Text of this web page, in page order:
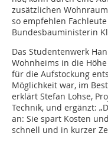
zusätzlichen
so empfehlen
Bundesbauministerin
Das Studentenwerk
Wohnheims in die
für die Aufstockung
Möglichkeit war, im
erklärt Stefan Lohse,
Technik, und ergänzt:
an: Sie spart Kosten
schnell und in kurzer